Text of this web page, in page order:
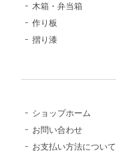
木箱・弁当箱
作り板
摺り漆
ショップホーム
お問い合わせ
お支払い方法について